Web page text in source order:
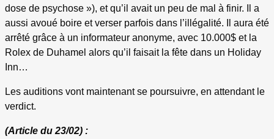
dose de psychose »), et qu’il avait un peu de mal à finir. Il a
aussi avoué boire et verser parfois dans l’illégalité. Il aura été
arrêté grâce à un informateur anonyme, avec 10.000$ et la
Rolex de Duhamel alors qu’il faisait la fête dans un Holiday
Inn…
Les auditions vont maintenant se poursuivre, en attendant le
verdict.
(Article du 23/02) :